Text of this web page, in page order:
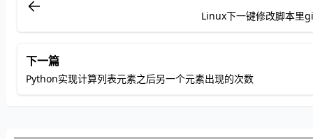
Linux下一键修改脚本里
下一篇
Python实现计算列表元素之后另一个元素出现的次数